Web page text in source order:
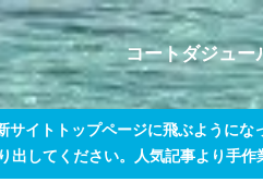
コートダジュー
イトトップページに飛ぶように
出してください。人気記事より手